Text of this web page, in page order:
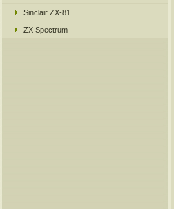
Sinclair ZX-81
ZX Spectrum